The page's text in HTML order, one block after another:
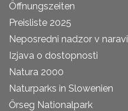
Öffnungszeiten
Preisliste 2025
Neposredni nadzor v naravi
Izjava o dostopnosti
Natura 2000
Naturparks in Slowenien
Őrseg Nationalpark